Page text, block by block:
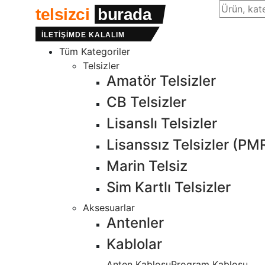
telsizci burada
İLETİŞİMDE KALALIM
Site
Tüm Kategoriler
Telsizler
Amatör Telsizler
CB Telsizler
Lisanslı Telsizler
Lisanssız Telsizler
Marin Telsiz
Sim Kartlı Telsizler
Aksesuarlar
Antenler
Kablolar